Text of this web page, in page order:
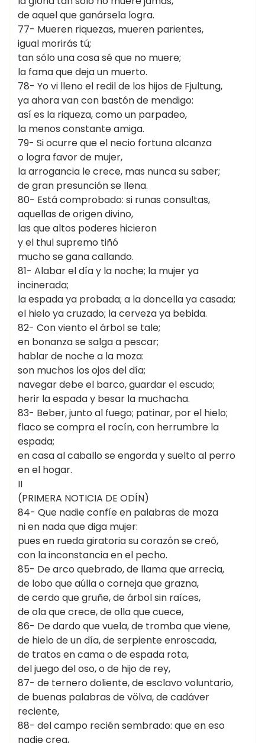
de aquel que ganársela logra.
77- Mueren riquezas, mueren parientes,
igual morirás tú;
tan sólo una cosa sé que no muere;
la fama que deja un muerto.
78- Yo vi lleno el redil de los hijos de Fjultung,
ya ahora van con bastón de mendigo:
así es la riqueza, como un parpadeo,
la menos constante amiga.
79- Si ocurre que el necio fortuna alcanza
o logra favor de mujer,
la arrogancia le crece, mas nunca su saber;
de gran presunción se llena.
80- Está comprobado: si runas consultas,
aquellas de origen divino,
las que altos poderes hicieron
y el thul supremo tiñó
mucho se gana callando.
81- Alabar el día y la noche; la mujer ya
incinerada;
la espada ya probada; a la doncella ya casada;
el hielo ya cruzado; la cerveza ya bebida.
82- Con viento el árbol se tale;
en bonanza se salga a pescar;
hablar de noche a la moza:
son muchos los ojos del día;
navegar debe el barco, guardar el escudo;
herir la espada y besar la muchacha.
83- Beber, junto al fuego; patinar, por el hielo;
flaco se compra el rocín, con herrumbre la
espada;
en casa al caballo se engorda y suelto al perro
en el hogar.
II
(PRIMERA NOTICIA DE ODÍN)
84- Que nadie confíe en palabras de moza
ni en nada que diga mujer:
pues en rueda giratoria su corazón se creó,
con la inconstancia en el pecho.
85- De arco quebrado, de llama que arrecia,
de lobo que aúlla o corneja que grazna,
de cerdo que gruñe, de árbol sin raíces,
de ola que crece, de olla que cuece,
86- De dardo que vuela, de tromba que viene,
de hielo de un día, de serpiente enroscada,
de tratos en cama o de espada rota,
del juego del oso, o de hijo de rey,
87- de ternero doliente, de esclavo voluntario,
de buenas palabras de völva, de cadáver
reciente,
88- del campo recién sembrado: que en eso
nadie crea,